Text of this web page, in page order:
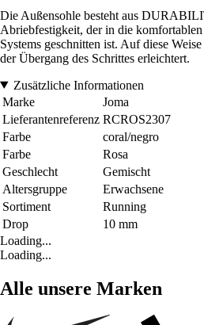
Die Außensohle besteht aus
Abriebfestigkeit, der in die
Systems geschnitten ist. Auf diese
der Übergang des Schrittes erleichtert.
Zusätzliche Informationen
Marke
Joma
Lieferantenreferenz RCROS2307
Farbe
coral/negro
Farbe
Rosa
Geschlecht
Gemischt
Altersgruppe
Erwachsene
Sortiment
Running
Drop
10 mm
Loading...
Loading...
Alle unsere Marken